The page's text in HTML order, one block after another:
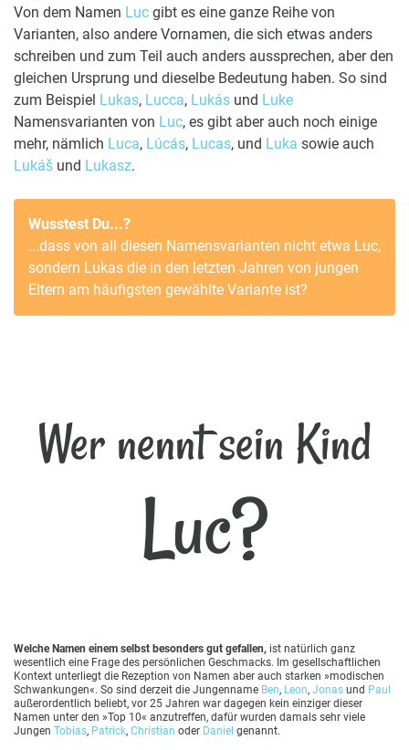
Von dem Namen Luc gibt es eine ganze Reihe von
Varianten, also andere Vornamen, die sich etwas anders
schreiben und zum Teil auch anders aussprechen, aber den
gleichen Ursprung und dieselbe Bedeutung haben. So sind
zum Beispiel Lukas, Lucca, Lukás und Luke
Namensvarianten von Luc, es gibt aber auch noch einige
mehr, nämlich Luca, Lúcás, Lucas, und Luka sowie auch
Lukáš und Lukasz.
Wusstest Du...?
...dass von all diesen Namensvarianten nicht etwa Luc,
sondern Lukas die in den letzten Jahren von jungen
Eltern am häufigsten gewählte Variante ist?
Wer nennt sein Kind
Luc?
Welche Namen einem selbst besonders gut gefallen, ist natürlich ganz
wesentlich eine Frage des persönlichen Geschmacks. Im gesellschaftlichen
Kontext unterliegt die Rezeption von Namen aber auch starken »modischen
Schwankungen«. So sind derzeit die Jungenname Ben, Leon, Jonas und Paul
außerordentlich beliebt, vor 25 Jahren war dagegen kein einziger dieser
Namen unter den »Top 10« anzutreffen, dafür wurden damals sehr viele
Jungen Tobias, Patrick, Christian oder Daniel genannt.